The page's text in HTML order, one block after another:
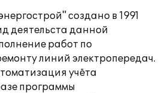
создано в 1991
деятельста данной
работ по
линий электропередач.
учёта
программы